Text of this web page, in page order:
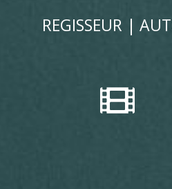
REGISSEUR |